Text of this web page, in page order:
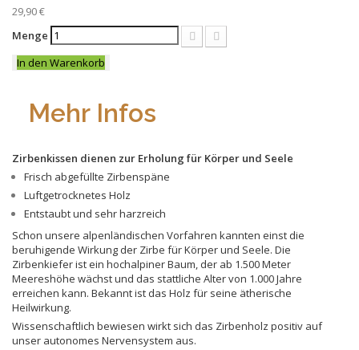
29,90 €
Menge
In den Warenkorb
Mehr Infos
Zirbenkissen dienen zur Erholung für Körper und Seele
Frisch abgefüllte Zirbenspäne
Luftgetrocknetes Holz
Entstaubt und sehr harzreich
Schon unsere alpenländischen Vorfahren kannten einst die
beruhigende Wirkung der Zirbe für Körper und Seele. Die
Zirbenkiefer ist ein hochalpiner Baum, der ab 1.500 Meter
Meereshöhe wächst und das stattliche Alter von 1.000 Jahre
erreichen kann. Bekannt ist das Holz für seine ätherische
Heilwirkung.
Wissenschaftlich bewiesen wirkt sich das Zirbenholz positiv auf
unser autonomes Nervensystem aus.